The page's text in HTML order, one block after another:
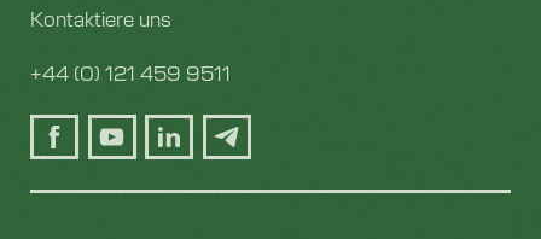
Kontaktiere uns
+44 (0) 121 459 9511